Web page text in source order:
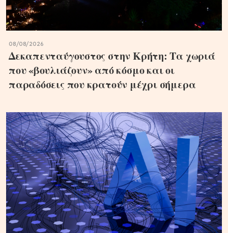
08/08/2026
Δεκαπενταύγουστος στην Κρήτη: Τα χωριά
που «βουλιάζουν» από κόσμο και οι
παραδόσεις που κρατούν μέχρι σήμερα